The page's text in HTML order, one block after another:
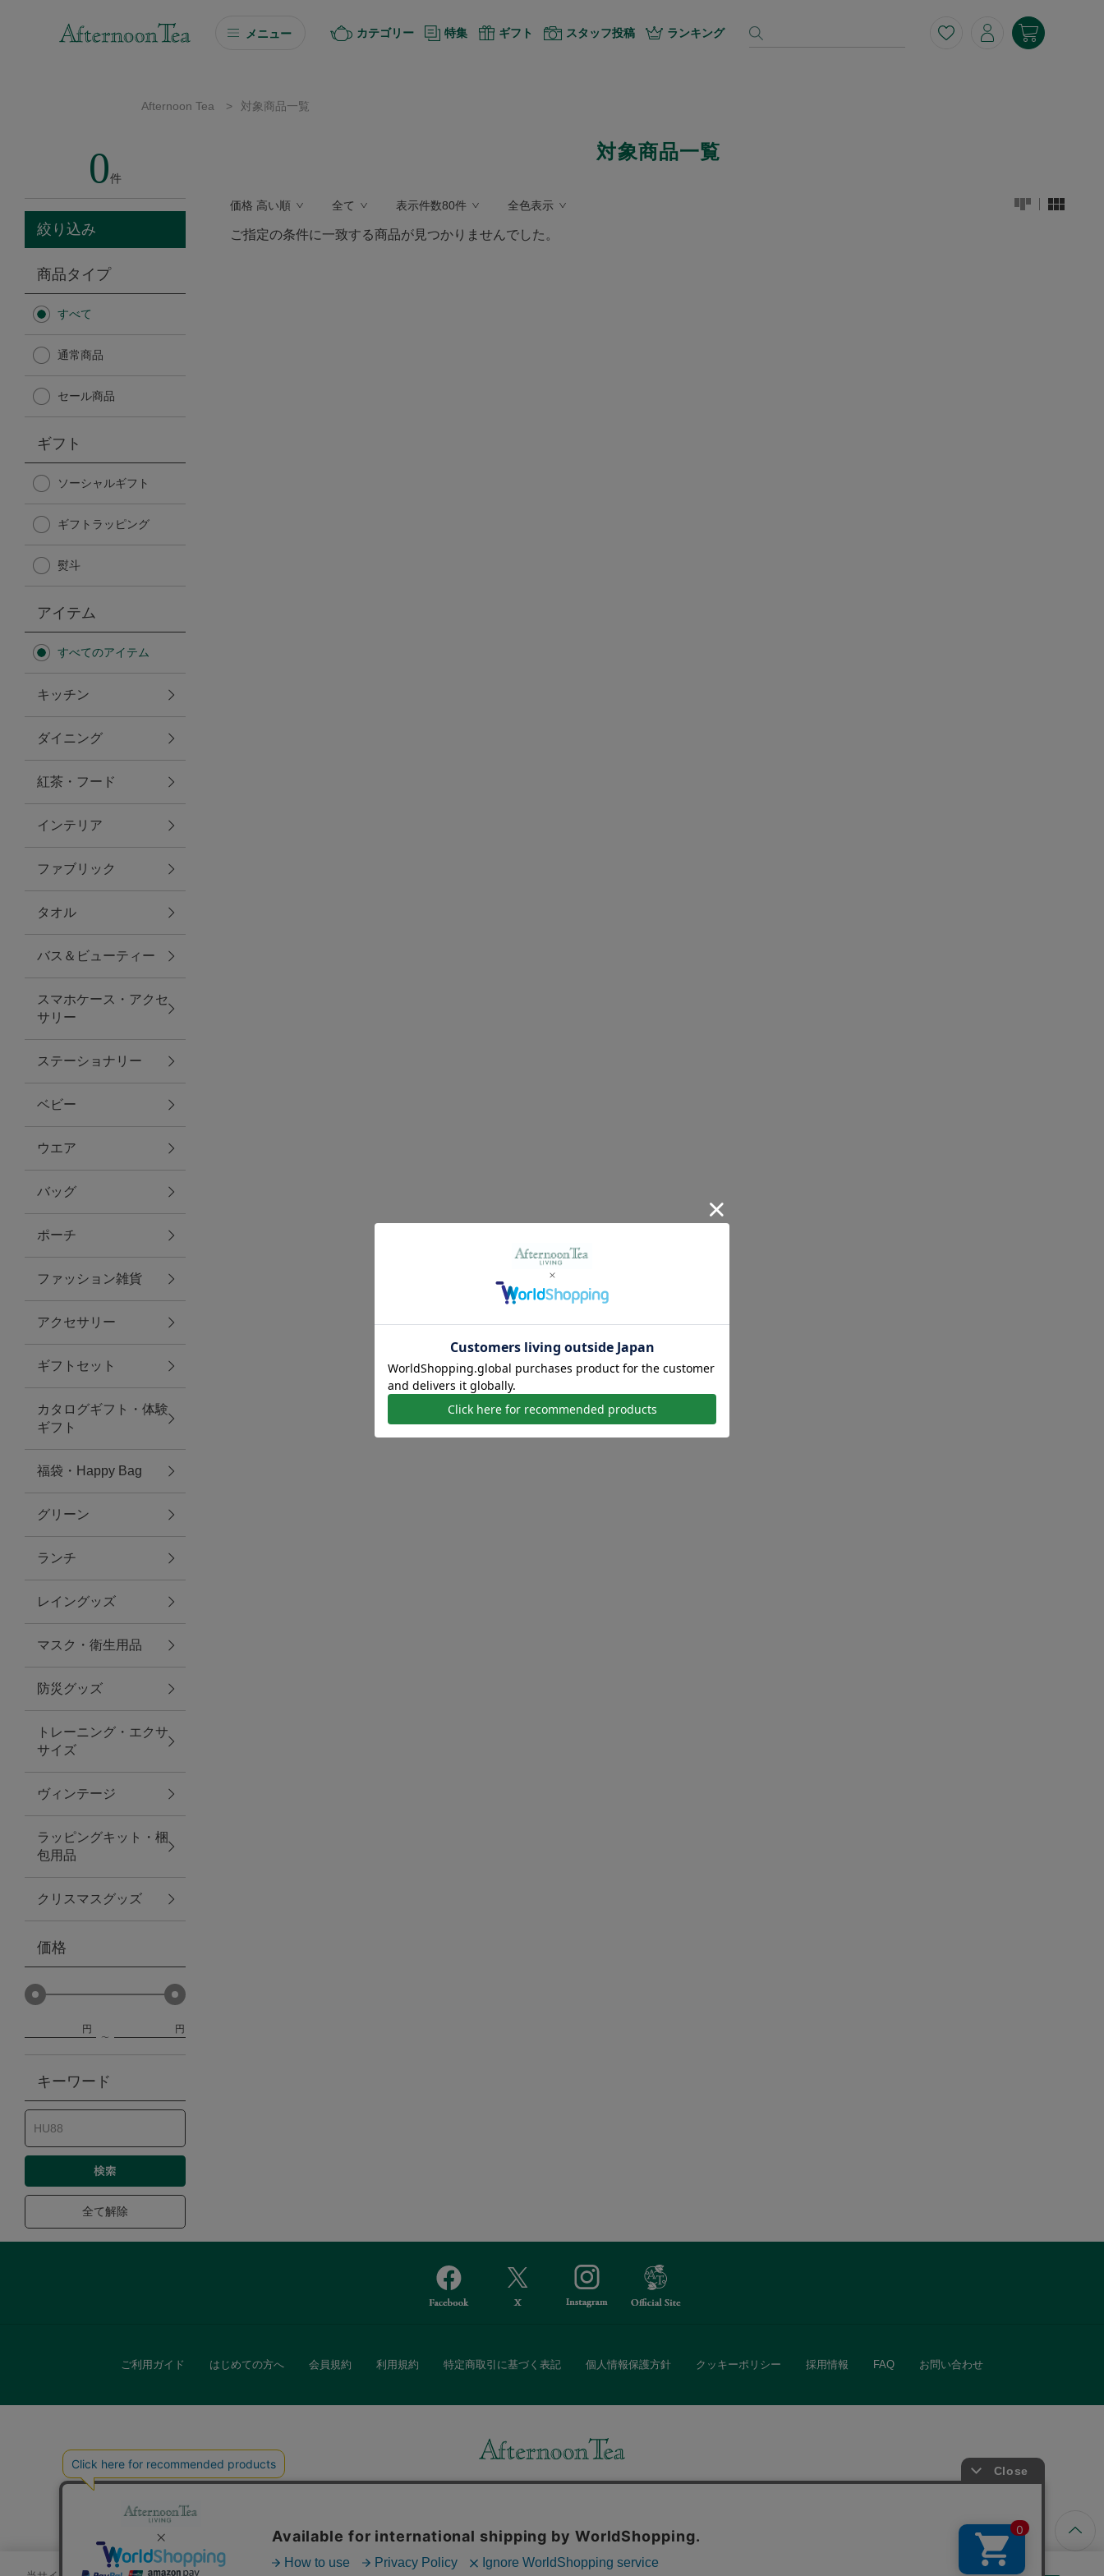
メニュー
ソーシャルギフト
カタログギフト
Afternoon Tea TEAROOM
Afternoon Tea TEAROOM
日傘
保冷バッグ
無重力シリーズ
トラベルグッズ
ランチ
バッグ
キッチン・ダイニング
ダイニング
キッチン
ファブリック
グリーン
バス＆ビューティー
バス＆ビューティー
タオル
ウエア＆バッグ
ウエア
レイングッズ
アクセサリー
ファッション雑貨
ファッショングッズ
スマホケース・アクセサリー
ポーチ
ステーショナリー
その他
紅茶・フード
防災グッズ・非常食
トレーニング
ヴィンテージ
カテゴリー 特集 ギフト スタッフ投稿 ランキング
Afternoon Tea > 対象商品一覧
0件
絞り込み
商品タイプ
すべて
通常商品
セール商品
ギフト
ソーシャルギフト
ギフトラッピング
熨斗
アイテム
すべてのアイテム
キッチン
ダイニング
紅茶・フード
インテリア
ファブリック
タオル
バス＆ビューティー
スマホケース・アクセ
サリー
ステーショナリー
ベビー
ウエア
バッグ
ポーチ
ファッション雑貨
アクセサリー
ギフトセット
カタログギフト・体験
ギフト
福袋・Happy Bag
グリーン
ランチ
レイングッズ
マスク・衛生用品
防災グッズ
トレーニング・エクサ
サイズ
ヴィンテージ
ラッピングキット・梱
包用品
クリスマスグッズ
価格
円 円
キーワード
全て解除
対象商品一覧
価格 高い順 全て 表示件数80件 全色表示
ご指定の条件に一致する商品が見つかりませんでした。
ご利用ガイド はじめての方へ 会員規約 利用規約 特定商取引に基づく表記 個人情報保護方針 クッキーポリシー 採用情報 FAQ お問い合わせ
また、ギフトセットなどギフトにぴったりの豊富な商品がラインナップ。
「ソーシャルギフト」サービスもご提供しています。